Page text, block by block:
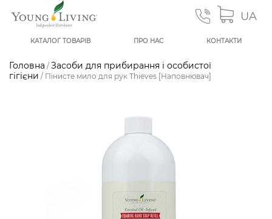
КАТАЛОГ ТОВАРІВ ПРО НАС КОНТАКТИ
UA
Головна / Засоби для прибирання і особистої
гігієни / Пінисте мило для рук Thieves [Наповнювач]